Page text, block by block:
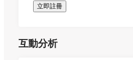
立即註冊
互動分析